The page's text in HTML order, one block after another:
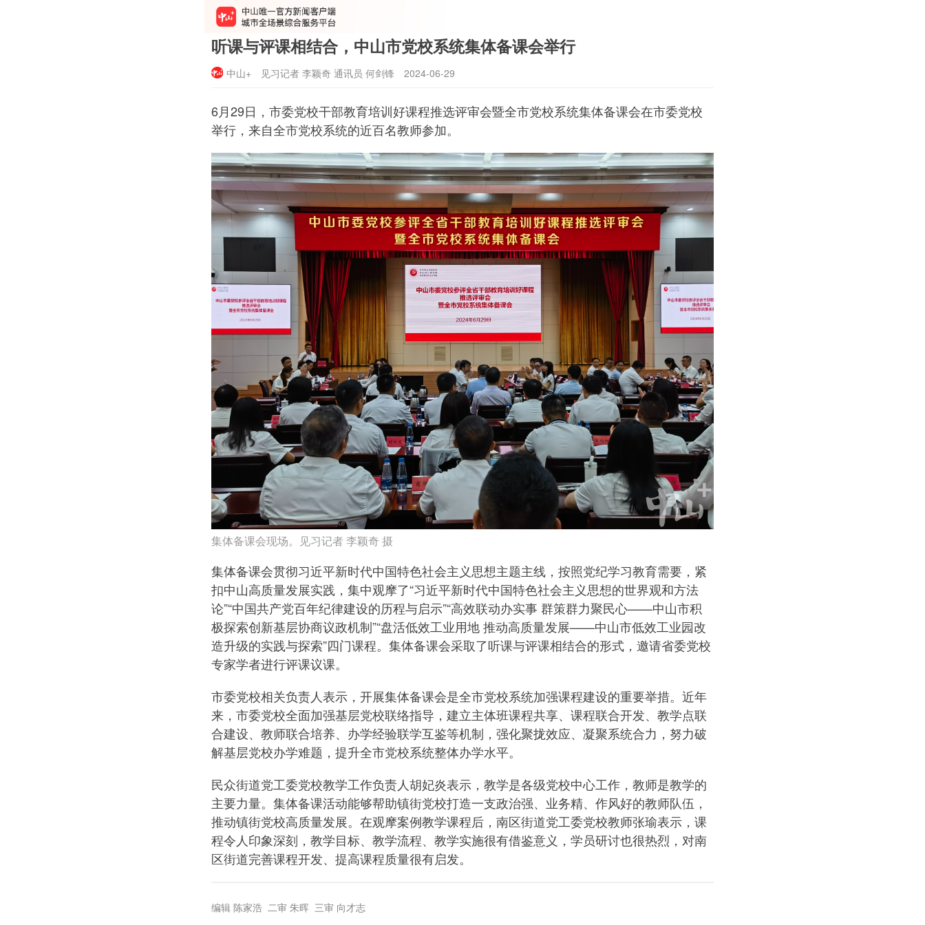
听课与评课相结合，中山市党校系统集体备课会举行
中山+ 见习记者 李颖奇 通讯员 何剑锋 2024-06-29
6月29日，市委党校干部教育培训好课程推选评审会暨全市党校系统集体备课会在市委党校
举行，来自全市党校系统的近百名教师参加。
集体备课会现场。见习记者 李颖奇 摄
集体备课会贯彻习近平新时代中国特色社会主义思想主题主线，按照党纪学习教育需要，紧
扣中山高质量发展实践，集中观摩了“习近平新时代中国特色社会主义思想的世界观和方法
论”“中国共产党百年纪律建设的历程与启示”“高效联动办实事 群策群力聚民心——中山市积
极探索创新基层协商议政机制”“盘活低效工业用地 推动高质量发展——中山市低效工业园改
造升级的实践与探索”四门课程。集体备课会采取了听课与评课相结合的形式，邀请省委党校
专家学者进行评课议课。
市委党校相关负责人表示，开展集体备课会是全市党校系统加强课程建设的重要举措。近年
来，市委党校全面加强基层党校联络指导，建立主体班课程共享、课程联合开发、教学点联
合建设、教师联合培养、办学经验联学互鉴等机制，强化聚拢效应、凝聚系统合力，努力破
解基层党校办学难题，提升全市党校系统整体办学水平。
民众街道党工委党校教学工作负责人胡妃炎表示，教学是各级党校中心工作，教师是教学的
主要力量。集体备课活动能够帮助镇街党校打造一支政治强、业务精、作风好的教师队伍，
推动镇街党校高质量发展。在观摩案例教学课程后，南区街道党工委党校教师张瑜表示，课
程令人印象深刻，教学目标、教学流程、教学实施很有借鉴意义，学员研讨也很热烈，对南
区街道完善课程开发、提高课程质量很有启发。
编辑 陈家浩 二审 朱晖 三审 向才志